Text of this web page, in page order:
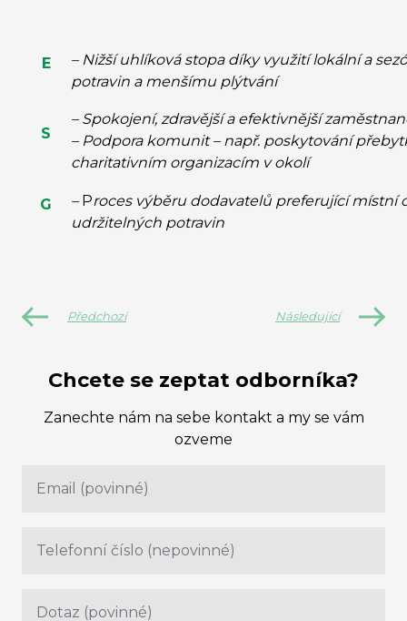
E
– Nižší uhlíková stopa díky využití lokální a
potravin a menšímu plýtvání
S
– Spokojení, zdravější a efektivnější
– Podpora komunit – např. poskytování
charitativním organizacím v okolí
G –Proces výběru dodavatelů preferující místní
udržitelných potravin
Předchozí Následující
Chcete se zeptat odborníka?
Zanechte nám na sebe kontakt a my se vám
ozveme